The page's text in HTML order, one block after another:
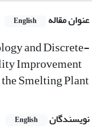
عنوان مقاله English
and Discrete-
Improvement
Smelting Plant
نویسندگان English